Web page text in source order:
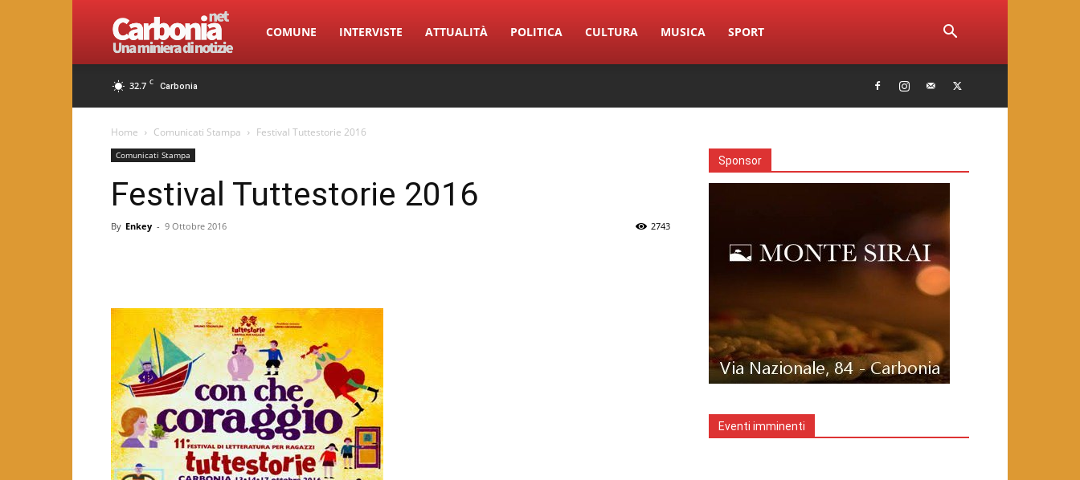
Carbonia.net
COMUNE INTERVISTE ATTUALITÀ POLITICA CULTURA MUSICA SPORT
32.7 C Carbonia
Home Comunicati Stampa Festival Tuttestorie 2016
Comunicati Stampa
Festival Tuttestorie 2016
By Enkey - 9 Ottobre 2016 2743
Sponsor
Eventi imminenti